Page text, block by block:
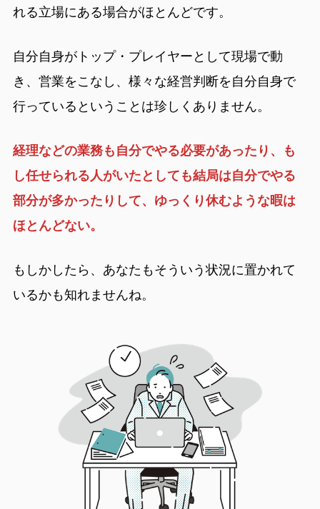
れる立場にある場合がほとんどです。
自分自身がトップ・プレイヤーとして現場で動
き、営業をこなし、様々な経営判断を自分自身で
行っているということは珍しくありません。
経理などの業務も自分でやる必要があったり、も
し任せられる人がいたとしても結局は自分でやる
部分が多かったりして、ゆっくり休むような暇は
ほとんどない。
もしかしたら、あなたもそういう状況に置かれて
いるかも知れませんね。